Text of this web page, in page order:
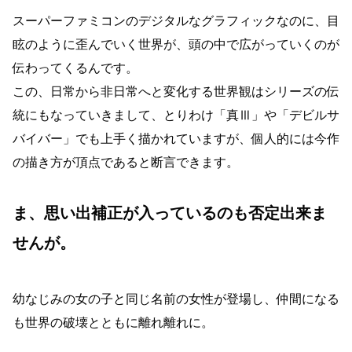
スーパーファミコンのデジタルなグラフィックなのに、目
眩のように歪んでいく世界が、頭の中で広がっていくのが
伝わってくるんです。
この、日常から非日常へと変化する世界観はシリーズの伝
統にもなっていきまして、とりわけ「真Ⅲ」や「デビルサ
バイバー」でも上手く描かれていますが、個人的には今作
の描き方が頂点であると断言できます。
ま、思い出補正が入っているのも否定出来ま
せんが。
幼なじみの女の子と同じ名前の女性が登場し、仲間になる
も世界の破壊とともに離れ離れに。